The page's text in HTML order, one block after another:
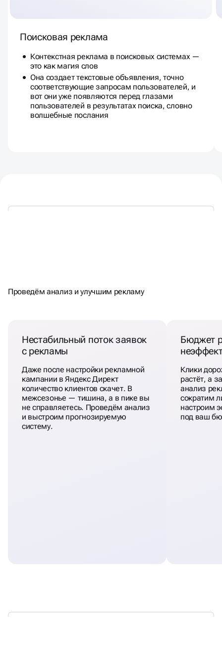
Поисковая реклама
Контекстная реклама в поисковых системах —
это как магия слов
Она создает текстовые объявления, точно
соответствующие запросам пользователей, и
вот они уже появляются перед глазами
пользователей в результатах поиска, словно
волшебные послания
Проведём анализ и улучшим рекламу
Нестабильный поток заявок
с рекламы
Даже после настройки рекламной
кампании в Яндекс Директ
количество клиентов скачет. В
межсезонье — тишина, а в пике вы
не справляетесь. Проведём анализ
и выстроим прогнозируемую
систему.
Бюджет
Клики
растёт, а
анализ
сократим
настроим
под ваш